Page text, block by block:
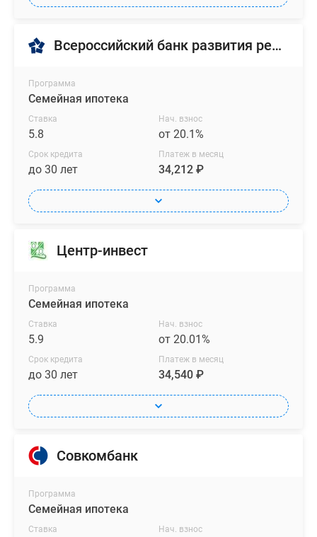
Всероссийский банк развития регионов
Программа
Семейная ипотека
Ставка
5.8
Нач. взнос
от 20.1%
Срок кредита
до 30 лет
Платеж в месяц
34,212 ₽
Центр-инвест
Программа
Семейная ипотека
Ставка
5.9
Нач. взнос
от 20.01%
Срок кредита
до 30 лет
Платеж в месяц
34,540 ₽
Совкомбанк
Программа
Семейная ипотека
Ставка Нач. взнос